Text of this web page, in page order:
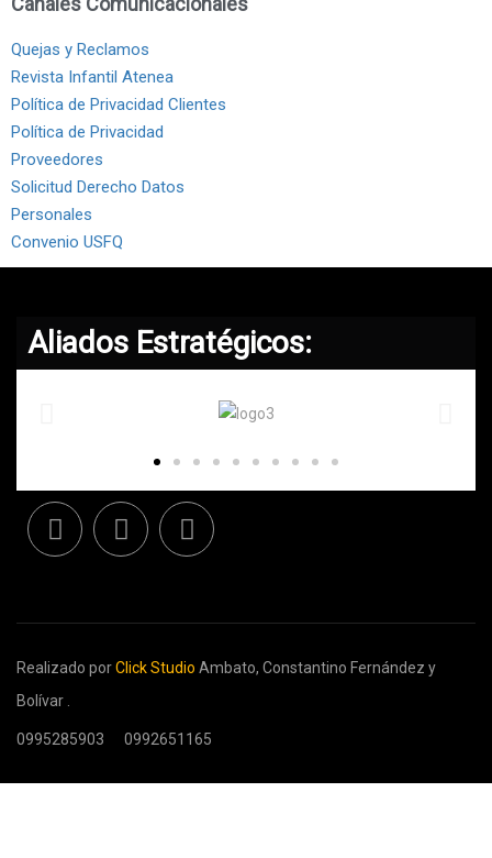
Quejas y Reclamos
Revista Infantil Atenea
Política de Privacidad Clientes
Política de Privacidad
Proveedores
Solicitud Derecho Datos
Personales
Convenio USFQ
Aliados Estratégicos:
Realizado porClick Studio Ambato, Constantino Fernández y
Bolívar .
0995285903 0992651165